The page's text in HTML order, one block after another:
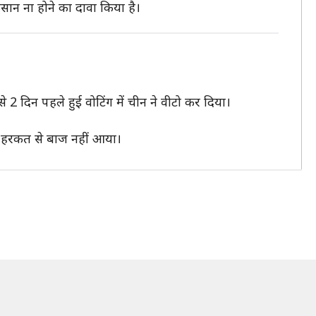
ना होने का दावा किया है।
दिन पहले हुई वोटिंग में चीन ने वीटो कर दिया।
हरकत से बाज नहीं आया।